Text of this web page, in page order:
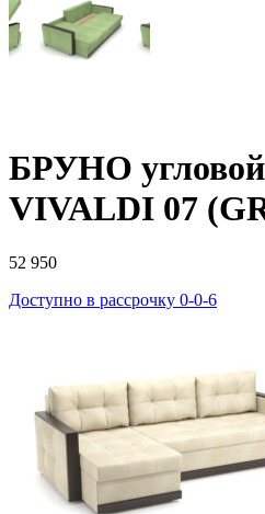
БРУНО
VIVALDI 07
52 950
Доступно в рассрочку 0-0-6